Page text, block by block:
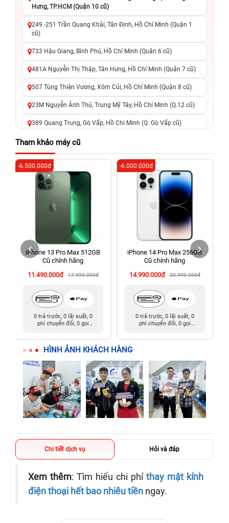
Hưng, TP.HCM (Quận 10 cũ)
249 -251 Trần Quang Khải, Tân Định, Hồ Chí Minh (Quận 1
cũ)
733 Hậu Giang, Bình Phú, Hồ Chí Minh (Quận 6 cũ)
481A Nguyễn Thị Thập, Tân Hưng, Hồ Chí Minh (Quận 7 cũ)
507 Tùng Thiện Vương, Xóm Củi, Hồ Chí Minh (Quận 8 cũ)
23M Nguyễn Ảnh Thủ, Trung Mỹ Tây, Hồ Chí Minh (Q.12 cũ)
389 Quang Trung, Gò Vấp, Hồ Chí Minh (Q. Gò Vấp cũ)
625 - 625A Âu Cơ, Tân Phú, Hồ Chí Minh (Quận Tân Phú cũ)
326 Lê Văn Việt, Tăng Nhơn Phú, Hồ Chí Minh (Q.9 TP. Thủ
Đức cũ)
256 Võ Văn Ngân, Thủ Đức, Hồ Chí Minh (Bình Thọ, TP. Thủ
70 Nguyễn An Ninh, Dĩ An, Hồ Chí Minh (Bình Dương Cũ)
24h Vũng Tàu: 162A Ba Cu, Vũng Tàu, Hồ Chí Minh (TP. Vũng
Tàu cũ)
198 Hoàng Văn Thụ, Tân Sơn Nhất, Hồ Chí Minh (Tân Bình
Tham khảo máy cũ
iPhone 13 Pro Max 512GB
Cũ chính hãng
11.490.000đ
17.990.000đ
-6.500.000đ
0 trả trước, 0 lãi suất, 0
phí chuyển đổi, 0 gọi
iPhone 14 Pro Max 256GB
Cũ chính hãng
14.990.000đ
20.990.000đ
-6.000.000đ
0 trả trước, 0 lãi suất, 0
phí chuyển đổi, 0 gọi
HÌNH ẢNH KHÁCH HÀNG
Chi tiết dịch vụ Hỏi và đáp
Xem thêm: Tìm hiểu chi phí thay mặt kính
điện thoại hết bao nhiêu tiền ngay.